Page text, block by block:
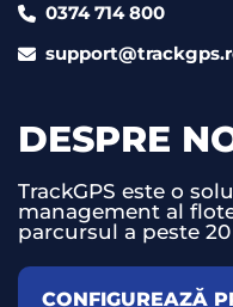
0374 714 800
DESPRE
TrackGPS este o
management al
parcursul a peste
CONFIGUREAZĂ